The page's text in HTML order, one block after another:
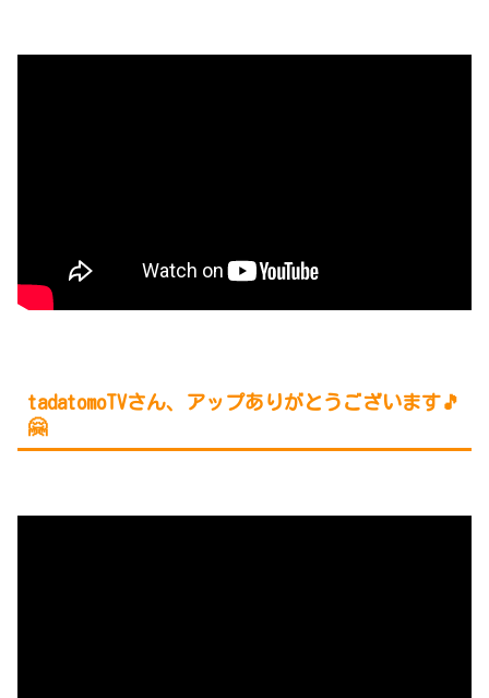
tadatomoTVさん、アップありがとうございます🎵
🤗